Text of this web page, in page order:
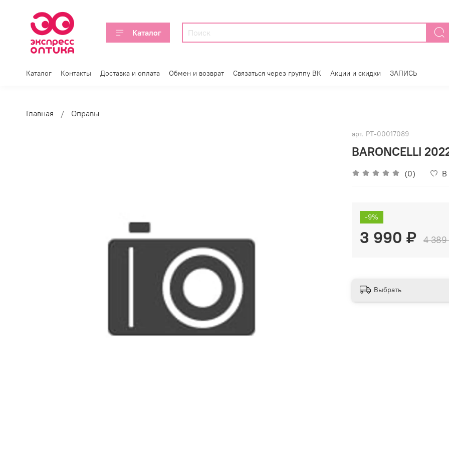
Каталог
Каталог Контакты Доставка и оплата Обмен и возврат Связаться через группу ВК Акции и скидки ЗАПИСЬ
Главная Оправы
арт. РТ-00017089
BARONCELLI
(0) В
-9%
3 990 ₽ 4
Выбрать